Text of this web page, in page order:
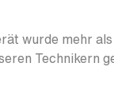
wurde mehr
Technikern